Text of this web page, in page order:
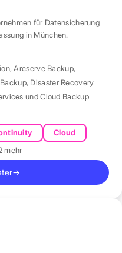
für Datensicherung
in München.
,Arcserve Backup,
, Disaster Recovery
und Cloud Backup
Cloud
mehr
→